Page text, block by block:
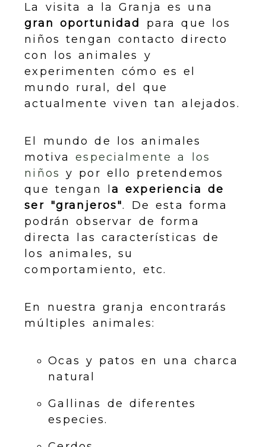
La visita a la Granja es una
gran oportunidad
para que los
niños tengan contacto directo
con los animales y
experimenten cómo es el
mundo rural, del que
actualmente viven tan alejados.
El mundo de los animales
motivaespecialmente a los
niños y por ello pretendemos
que tengan l a experiencia de
ser "granjeros". De esta forma
podrán observar de forma
directa las características de
los animales, su
comportamiento, etc.
En nuestra granja encontrarás
múltiples animales:
Ocas y patos en una charca
natural
Gallinas de diferentes
especies.